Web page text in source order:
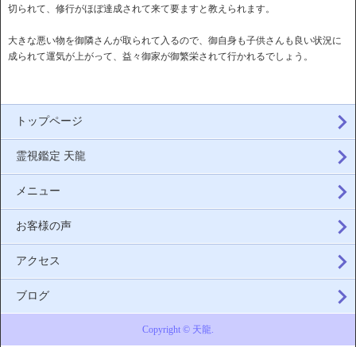
切られて、修行がほぼ達成されて来て要ますと教えられます。
大きな悪い物を御隣さんが取られて入るので、御自身も子供さんも良い状況に
成られて運気が上がって、益々御家が御繁栄されて行かれるでしょう。
トップページ
霊視鑑定 天龍
メニュー
お客様の声
アクセス
ブログ
Copyright © 天龍.